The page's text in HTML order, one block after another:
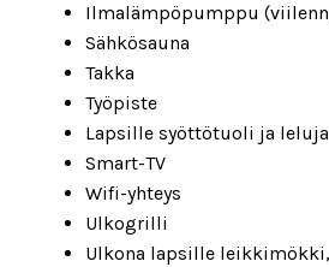
Ilmalämpöpumppu
Sähkösauna
Takka
Työpiste
Lapsille syöttötuoli ja leluja
Smart-TV
Wifi-yhteys
Ulkogrilli
Ulkona lapsille